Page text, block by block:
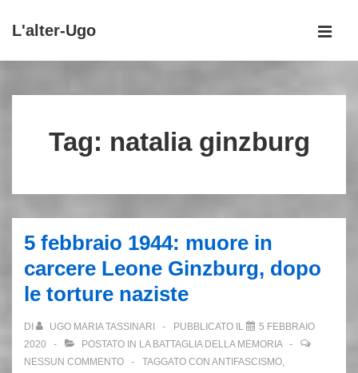
Vai
principale
L'alter-Ugo
principale
Tag: natalia ginzburg
5 febbraio 1944: muore in
carcere Leone Ginzburg, dopo
le torture naziste
DI UGO MARIA TASSINARI PUBBLICATO IL
5 FEBBRAIO
2020
POSTATO IN LA BATTAGLIA DELLA MEMORIA
NESSUN COMMENTO
TAGGATO CON ANTIFASCISMO,